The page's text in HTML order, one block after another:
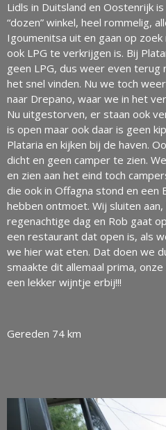
Lidls in Duitsland en Oostenrijk
“dozen” winkel, heel rommelig,
Igoumenitsa uit en gaan op
ook LPG te verkrijgen is. Bij
geen LPG, dus weer even terug
het snel vinden. Nu we toch
naar Drepano, waar we in het
Nu uitgestorven, er staan ook
is open maar ook daar is geen
Plataria en kijken bij de haven.
dicht en geen camper te zien.
en zien aan het eind toch
die ook in Offagna stond en
hebben ontmoet. Wij sluiten
regenachtige dag en Rob gaat
een restaurant dat open is, als
we hier wat eten. Dat doen we
smaakte dit allemaal prima,
een lekker wijntje erbij!!!
Gereden 74 km